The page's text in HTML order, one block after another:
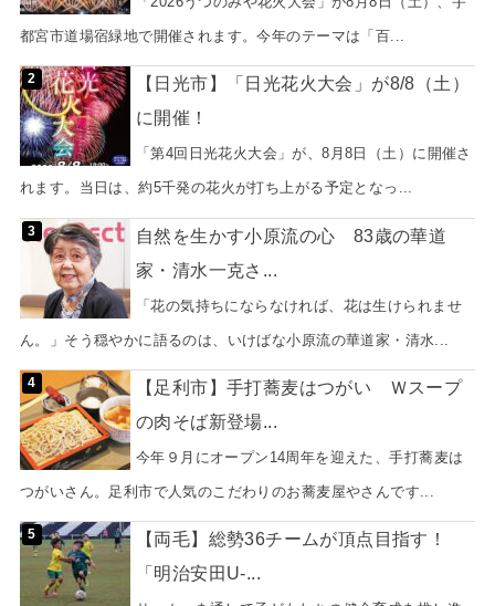
都宮市道場宿緑地で開催されます。今年のテーマは「百...
【日光市】「日光花火大会」が8/8（土）
に開催！
「第4回日光花火大会」が、8月8日（土）に開催さ
れます。当日は、約5千発の花火が打ち上がる予定となっ...
自然を生かす小原流の心 83歳の華道
家・清水一克さ...
「花の気持ちにならなければ、花は生けられませ
ん。」そう穏やかに語るのは、いけばな小原流の華道家・清水...
【足利市】手打蕎麦はつがい Ｗスープ
の肉そば新登場...
今年９月にオープン14周年を迎えた、手打蕎麦は
つがいさん。足利市で人気のこだわりのお蕎麦屋やさんです...
【両毛】総勢36チームが頂点目指す！
「明治安田U-...